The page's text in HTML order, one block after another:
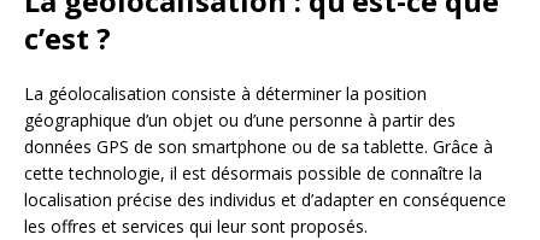
c’est ?
La géolocalisation consiste à déterminer la position
géographique d’un objet ou d’une personne à partir des
données GPS de son smartphone ou de sa tablette. Grâce à
cette technologie, il est désormais possible de connaître la
localisation précise des individus et d’adapter en conséquence
les offres et services qui leur sont proposés.